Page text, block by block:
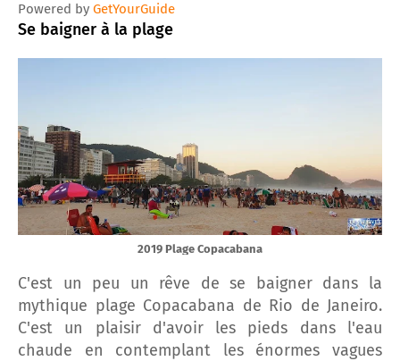
Powered by GetYourGuide
Se baigner à la plage
2019 Plage Copacabana
C'est un peu un rêve de se baigner dans la
mythique plage Copacabana de Rio de Janeiro.
C'est un plaisir d'avoir les pieds dans l'eau
chaude en contemplant les énormes vagues